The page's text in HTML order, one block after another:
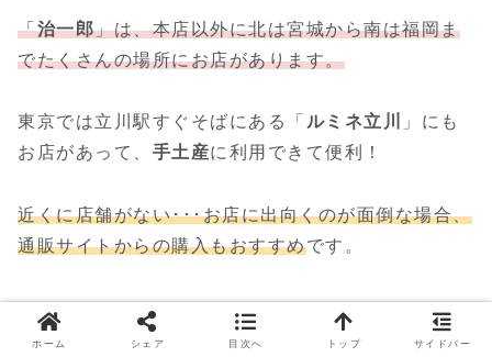
「治一郎」は、本店以外に北は宮城から南は福岡ま
でたくさんの場所にお店があります。
東京では立川駅すぐそばにある「 ルミネ立川
」にも
お店があって、 手土産に利用できて便利！
近くに店舗がない･･･お店に出向くのが面倒な場合、
通販サイトからの購入もおすすめです。
治一郎 公式オンラインショップ
ホーム シェア 目次へ トップ サイドバー